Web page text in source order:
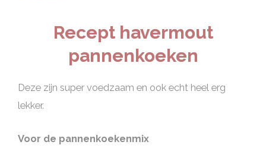
Recept havermout
pannenkoeken
Deze zijn super voedzaam en ook echt heel erg
lekker.
Voor de pannenkoekenmix